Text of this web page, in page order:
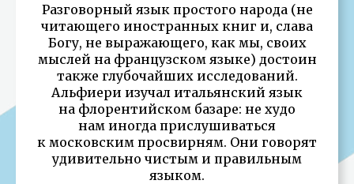
Разговорный язык простого народа (не
читающего иностранных книг и, слава
Богу, не выражающего, как мы, своих
мыслей на французском языке) достоин
также глубочайших исследований.
Альфиери изучал итальянский язык
на флорентийском базаре: не худо
нам иногда прислушиваться
к московским просвирням. Они говорят
удивительно чистым и правильным
языком.